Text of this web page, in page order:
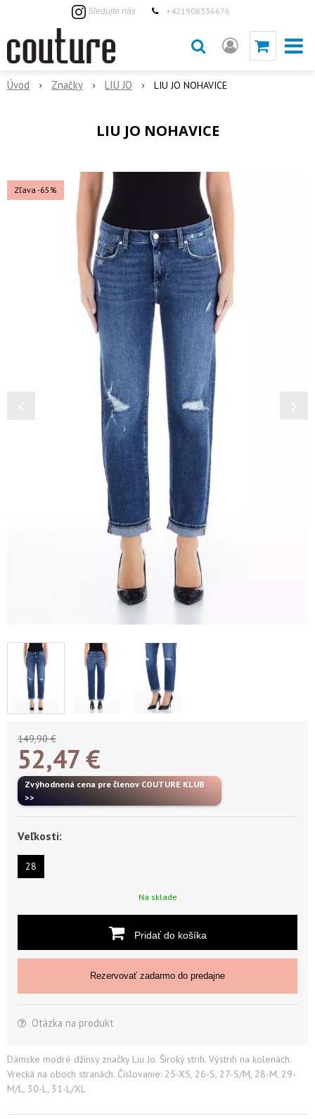
Sledujte nás +421908336676
Úvod Značky LIU JO LIU JO NOHAVICE
LIU JO NOHAVICE
Zľava -65%
149,90 €
52,47€
Zvýhodnená cena pre členov COUTURE KLUB
>>
Veľkosti:
28
Na sklade
Pridať do košíka
Rezervovať zadarmo do predajne
Otázka na produkt
Dámske modré džínsy značky Liu Jo. Široký strih. Výstrih na kolenách.
Vrecká na oboch stranách. Číslovanie: 25-XS, 26-S, 27-S/M, 28-M, 29-
M/L, 30-L, 31-L/XL